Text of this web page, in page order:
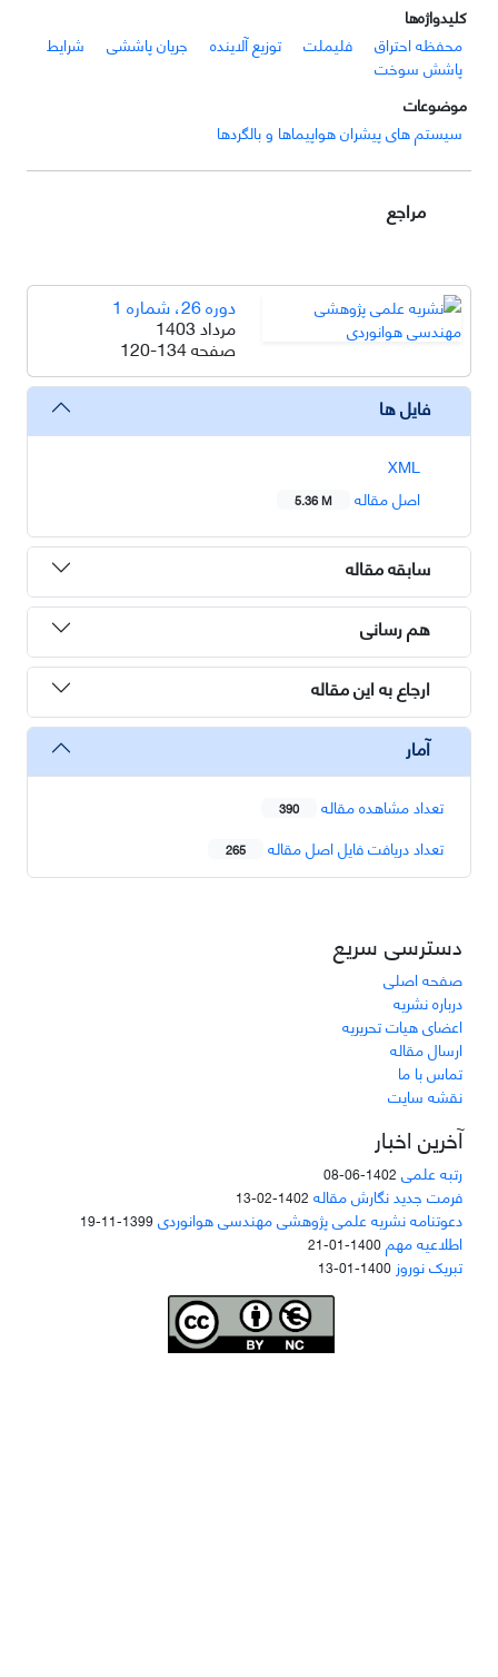
کلیدواژه‌ها
محفظه احتراق
فلیملت توزیع آلاینده جریان پاششی
شرایط
پاشش سوخت
موضوعات
سیستم های پیشران هواپیماها و بالگردها
مراجع
دوره 26، شماره 1
مرداد 1403
صفحه120-134
فایل ها
XML
اصل مقاله
5.36 M
سابقه مقاله
هم رسانی
ارجاع به این مقاله
آمار
تعداد مشاهده مقاله 390
تعداد دریافت فایل اصل مقاله 265
دسترسی سریع
صفحه اصلی
درباره نشریه
اعضای هیات تحریریه
ارسال مقاله
تماس با ما
نقشه سایت
آخرین اخبار
رتبه علمی 1402-06-08
فرمت جدید نگارش مقاله 1402-02-13
دعوتنامه نشریه علمی پژوهشی مهندسی هوانوردی1399-11-19
اطلاعیه مهم1400-01-21
تبریک نوروز 1400-01-13